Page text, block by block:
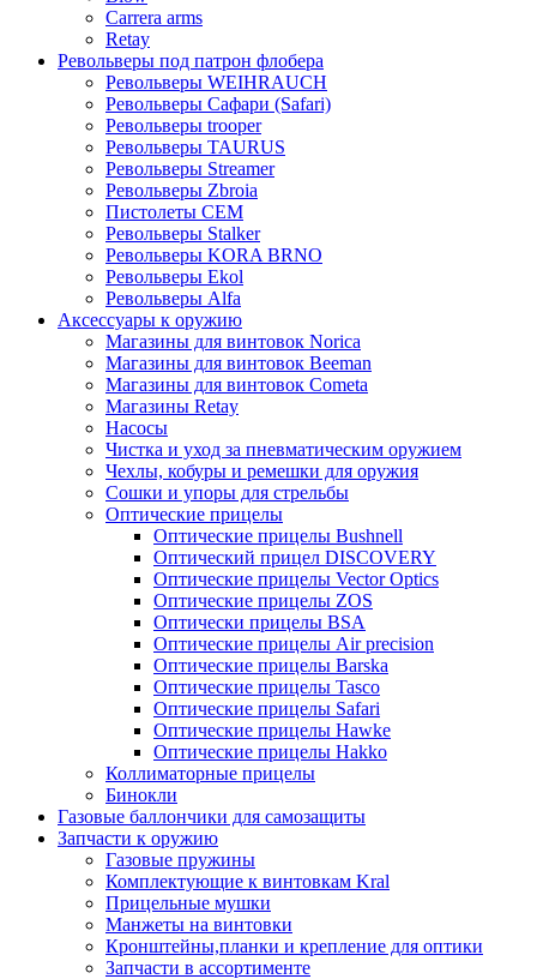
Carrera arms
Retay
Револьверы под патрон флобера
Револьверы WEIHRAUCH
Револьверы Сафари (Safari)
Револьверы trooper
Револьверы TAURUS
Револьверы Streamer
Револьверы Zbroia
Пистолеты СЕМ
Револьверы Stalker
Револьверы KORA BRNO
Револьверы Ekol
Револьверы Alfa
Аксессуары к оружию
Магазины для винтовок Norica
Магазины для винтовок Beeman
Магазины для винтовок Cometa
Магазины Retay
Насосы
Чистка и уход за пневматическим оружием
Чехлы, кобуры и ремешки для оружия
Сошки и упоры для стрельбы
Оптические прицелы
Оптические прицелы Bushnell
Оптический прицел DISCOVERY
Оптические прицелы Vector Optics
Оптические прицелы ZOS
Оптически прицелы BSA
Оптические прицелы Air precision
Оптические прицелы Barska
Оптические прицелы Tasco
Оптические прицелы Safari
Оптические прицелы Hawke
Оптические прицелы Hakko
Коллиматорные прицелы
Бинокли
Газовые баллончики для самозащиты
Запчасти к оружию
Газовые пружины
Комплектующие к винтовкам Kral
Прицельные мушки
Манжеты на винтовки
Кронштейны,планки и крепление для оптики
Запчасти в ассортименте